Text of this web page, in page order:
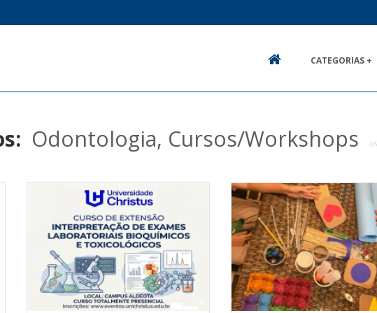
CATEGORIAS +
Odontologia, Cursos/Workshops